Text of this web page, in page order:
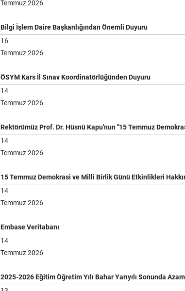
Temmuz 2026
Bilgi İşlem Daire Başkanlığından Önemli Duyuru
16
Temmuz 2026
ÖSYM Kars İl Sınav Koordinatörlüğünden Duyuru
14
Temmuz 2026
Rektörümüz Prof. Dr. Hüsnü Kapu'nun "15 Temmuz
14
Temmuz 2026
15 Temmuz Demokrasi ve Milli Birlik Günü Etkinlikleri
14
Temmuz 2026
Embase Veritabanı
14
Temmuz 2026
2025-2026 Eğitim Öğretim Yılı Bahar Yarıyılı Sonunda